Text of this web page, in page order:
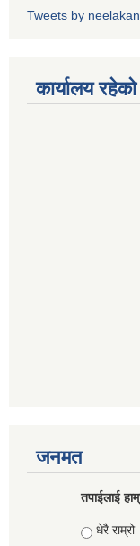
Tweets by
कार्यालय
जनमत
तपाईलाई
Choices
धेरै राम्रो